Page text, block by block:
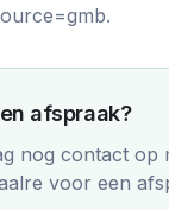
afspraak?
nog contact op
voor een